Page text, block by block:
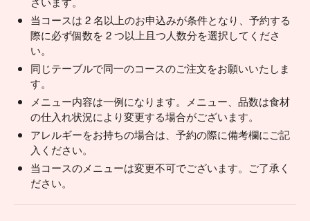
当コースは 2 名以上のお申込みが条件となり、予約する
際に必ず個数を 2 つ以上且つ人数分を選択してくださ
い。
同じテーブルで同一のコースのご注文をお願いいたしま
す。
メニュー内容は一例になります。メニュー、品数は食材
の仕入れ状況により変更する場合がございます。
アレルギーをお持ちの場合は、予約の際に備考欄にご記
入ください。
当コースのメニューは変更不可でございます。ご了承く
ださい。